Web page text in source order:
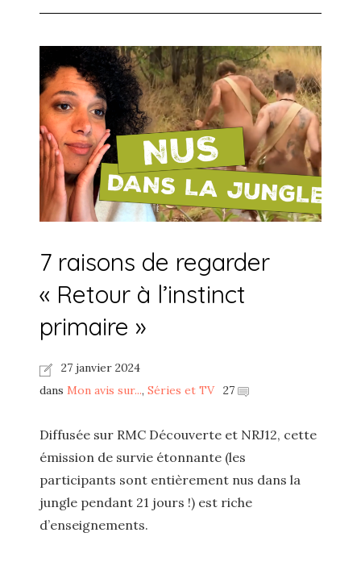
7 raisons de regarder
« Retour à l’instinct
primaire »
27 janvier 2024
dans Mon avis sur..., Séries et TV 27
Diffusée sur RMC Découverte et NRJ12, cette
émission de survie étonnante (les
participants sont entièrement nus dans la
jungle pendant 21 jours !) est riche
d’enseignements.